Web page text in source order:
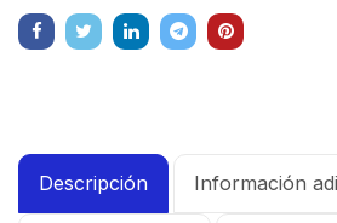
Descripción Información